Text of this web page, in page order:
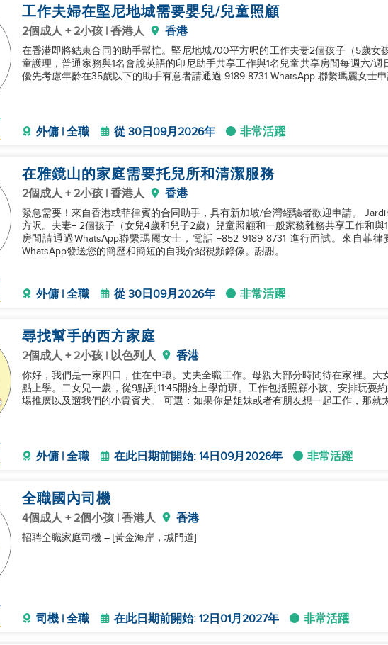
工作夫婦在堅尼地城需要嬰兒/兒童照顧
2個成人 + 2小孩 | 香港人 香港
在香港即將結束合同的助手幫忙。堅尼地城700平方呎的工作夫妻2個孩子（5歲女
童護理，普通家務與1名會說英語的印尼助手共享工作與1名兒童共享房間每週六/
優先考慮年齡在35歲以下的助手有意者請通過 9189 8731 WhatsApp 聯繫瑪麗女士申
外傭 | 全職 從 30日09月2026年 非常活躍
在雅鏡山的家庭需要托兒所和清潔服務
2個成人 + 2小孩 | 香港人 香港
緊急需要！來自香港或菲律賓的合同助手，具有新加坡/台灣經驗者歡迎申請。
方呎。夫妻+ 2個孩子（女兒4歲和兒子2歲）兒童照顧和一般家務雜務共享工作和與
房間請通過WhatsApp聯繫瑪麗女士，電話 +852 9189 8731 進行面試。來自菲
WhatsApp發送您的簡歷和簡短的自我介紹視頻錄像。謝謝。
外傭 | 全職 從 30日09月2026年 非常活躍
尋找幫手的西方家庭
2個成人 + 2小孩 | 以色列人 香港
你好，我們是一家四口，住在中環。丈夫全職工作。母親大部分時間待在家裡。大
點上學。二女兒一歲，從9點到11:45開始上學前班。工作包括照顧小孩、安排玩耍
場推廣以及遛我們的小貴賓犬。 可選：如果你是姐妹或者有朋友想一起工作，那
外傭 | 全職 在此日期前開始: 14日09月2026年 非常活躍
全職國內司機
4個成人 + 2個小孩 | 香港人 香港
招聘全職家庭司機 – [黃金海岸，城門道]
司機 | 全職 在此日期前開始: 12日01月2027年 非常活躍